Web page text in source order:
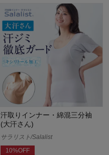
汗取りインナー・綿混三分袖
(大汗さん)
サラリスト/Salalist
10%OFF